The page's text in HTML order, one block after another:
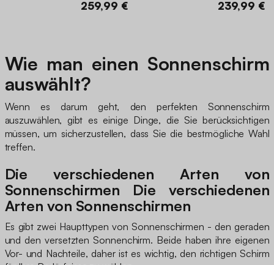
259,99 € 239,99 €
Wie man einen Sonnenschirm
auswählt?
Wenn es darum geht, den perfekten Sonnenschirm
auszuwählen, gibt es einige Dinge, die Sie berücksichtigen
müssen, um sicherzustellen, dass Sie die bestmögliche Wahl
treffen.
Die verschiedenen Arten von
Sonnenschirmen Die verschiedenen
Arten von Sonnenschirmen
Es gibt zwei Haupttypen von Sonnenschirmen - den geraden
und den versetzten Sonnenchirm. Beide haben ihre eigenen
Vor- und Nachteile, daher ist es wichtig, den richtigen Schirm